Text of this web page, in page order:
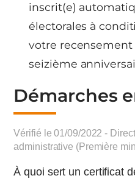
inscrit(e)
électorales à
votre
seizième
Démarches
Vérifié le 01/09/2022 -
administrative (Première
À quoi sert un certificat